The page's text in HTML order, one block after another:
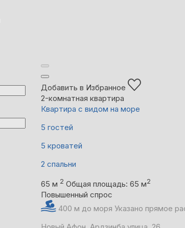
Добавить в Избранное
2-комнатная квартира
Квартира с видом на море
5 гостей
5 кроватей
2 спальни
65 м 2 Общая площадь: 65 м2
Повышенный спрос
400 м до моря Указано прямое